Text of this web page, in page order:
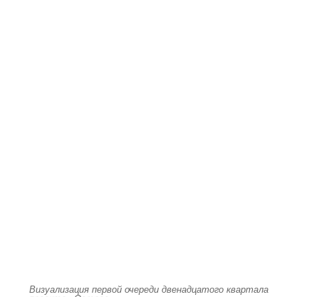
Визуализация первой очереди двенадцатого квартала